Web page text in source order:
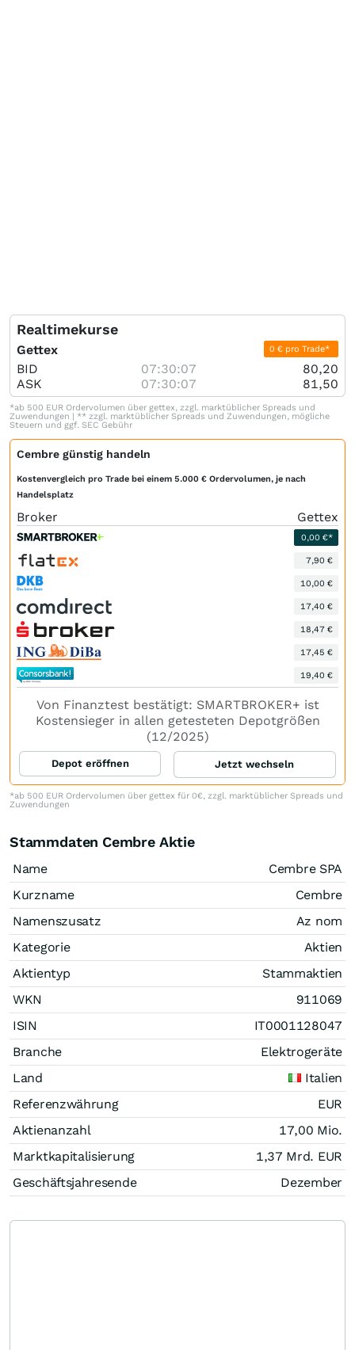
Realtimekurse
Gettex 0 € pro Trade*
BID 07:30:07
80,20
ASK
07:30:07 81,50
*ab 500 EUR Ordervolumen über gettex, zzgl. marktüblicher Spreads und
Zuwendungen | ** zzgl. marktüblicher Spreads und Zuwendungen, mögliche
Steuern und ggf. SEC Gebühr
Cembre günstig handeln
Kostenvergleich pro Trade bei einem 5.000 € Ordervolumen, je nach
Handelsplatz
Broker Gettex
0,00 €*
7,90 €
10,00 €
17,40 €
18,47 €
17,45 €
19,40 €
Von Finanztest bestätigt: SMARTBROKER+ ist
Kostensieger in allen getesteten Depotgrößen
(12/2025)
Depot eröffnen Jetzt wechseln
*ab 500 EUR Ordervolumen über gettex für 0€, zzgl. marktüblicher Spreads und
Zuwendungen
Stammdaten Cembre Aktie
Name
Cembre SPA
Kurzname
Cembre
Namenszusatz
Az nom
Kategorie
Aktien
Aktientyp
Stammaktien
WKN
911069
ISIN
IT0001128047
Branche
Elektrogeräte
Land
Italien
Referenzwährung
EUR
Aktienanzahl
17,00 Mio.
Marktkapitalisierung
1,37 Mrd. EUR
Geschäftsjahresende
Dezember